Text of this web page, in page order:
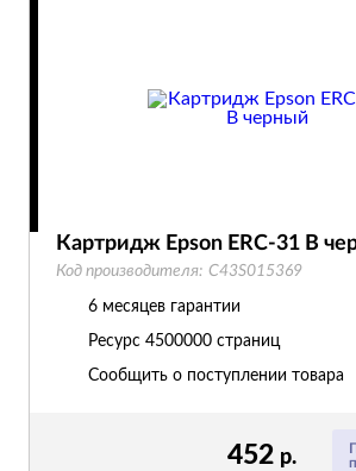
452 р.
Картридж Epson ERC-31 B
Код производителя: C43S015369
6 месяцев гарантии
Ресурс 4500000 страниц
Сообщить о поступлении товара